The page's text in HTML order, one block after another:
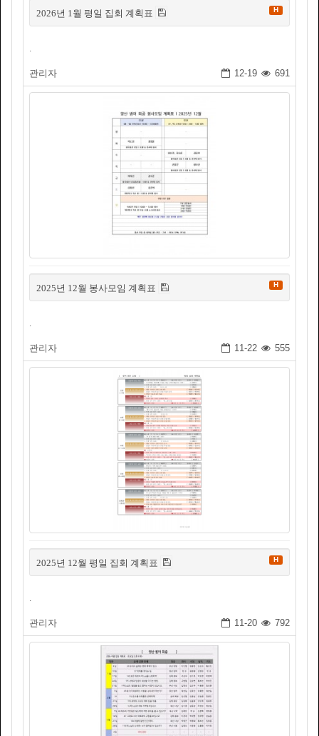
2026년 1월 평일 집회 계획표 H
.
관리자 12-19 691
2025년 12월 봉사모임 계획표 H
.
관리자 11-22 555
2025년 12월 평일 집회 계획표 H
.
관리자 11-20 792